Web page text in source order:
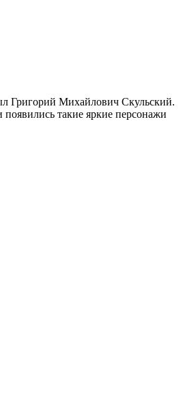
Григорий Михайлович Скульский.
появились такие яркие персонажи